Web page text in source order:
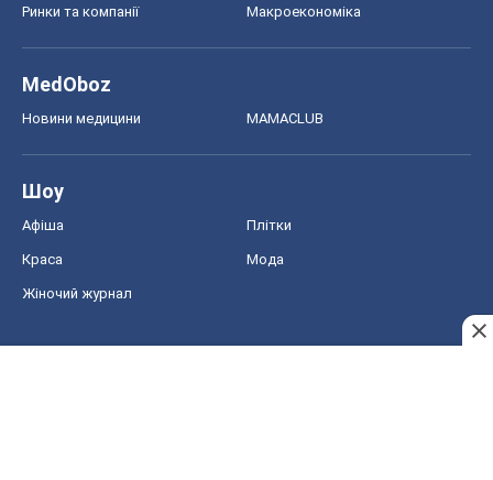
Ринки та компанії Макроекономіка
MedOboz
Новини медицини MAMACLUB
Шоу
Афіша Плітки
Краса Мода
Жіночий журнал